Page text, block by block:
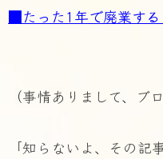
■たった1年で廃業す
（事情ありまして、ブ
「知らないよ、その記